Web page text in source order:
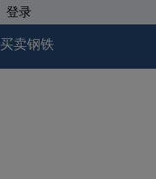
登录
买卖钢铁